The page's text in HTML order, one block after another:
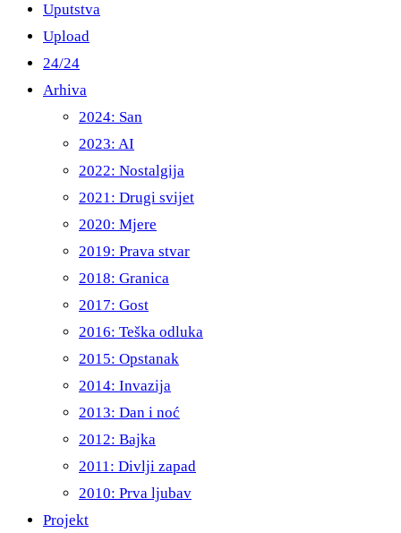
Uputstva
Upload
24/24
Arhiva
2024: San
2023: AI
2022: Nostalgija
2021: Drugi svijet
2020: Mjere
2019: Prava stvar
2018: Granica
2017: Gost
2016: Teška odluka
2015: Opstanak
2014: Invazija
2013: Dan i noć
2012: Bajka
2011: Divlji zapad
2010: Prva ljubav
Projekt